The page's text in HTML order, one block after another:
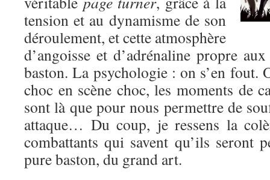
tension et au dynamisme de son
déroulement, et cette atmosphère
d’angoisse et d’adrénaline propre
baston. La psychologie : on s’en fout.
choc en scène choc, les moments de
sont là que pour nous permettre de
attaque… Du coup, je ressens la
combattants qui savent qu’ils seront
pure baston, du grand art.